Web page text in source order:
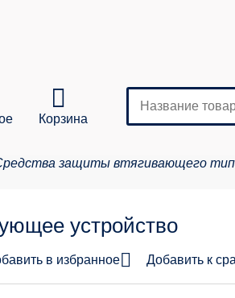
Корзина
защиты втягивающего
устройство
в избранное Добавить к